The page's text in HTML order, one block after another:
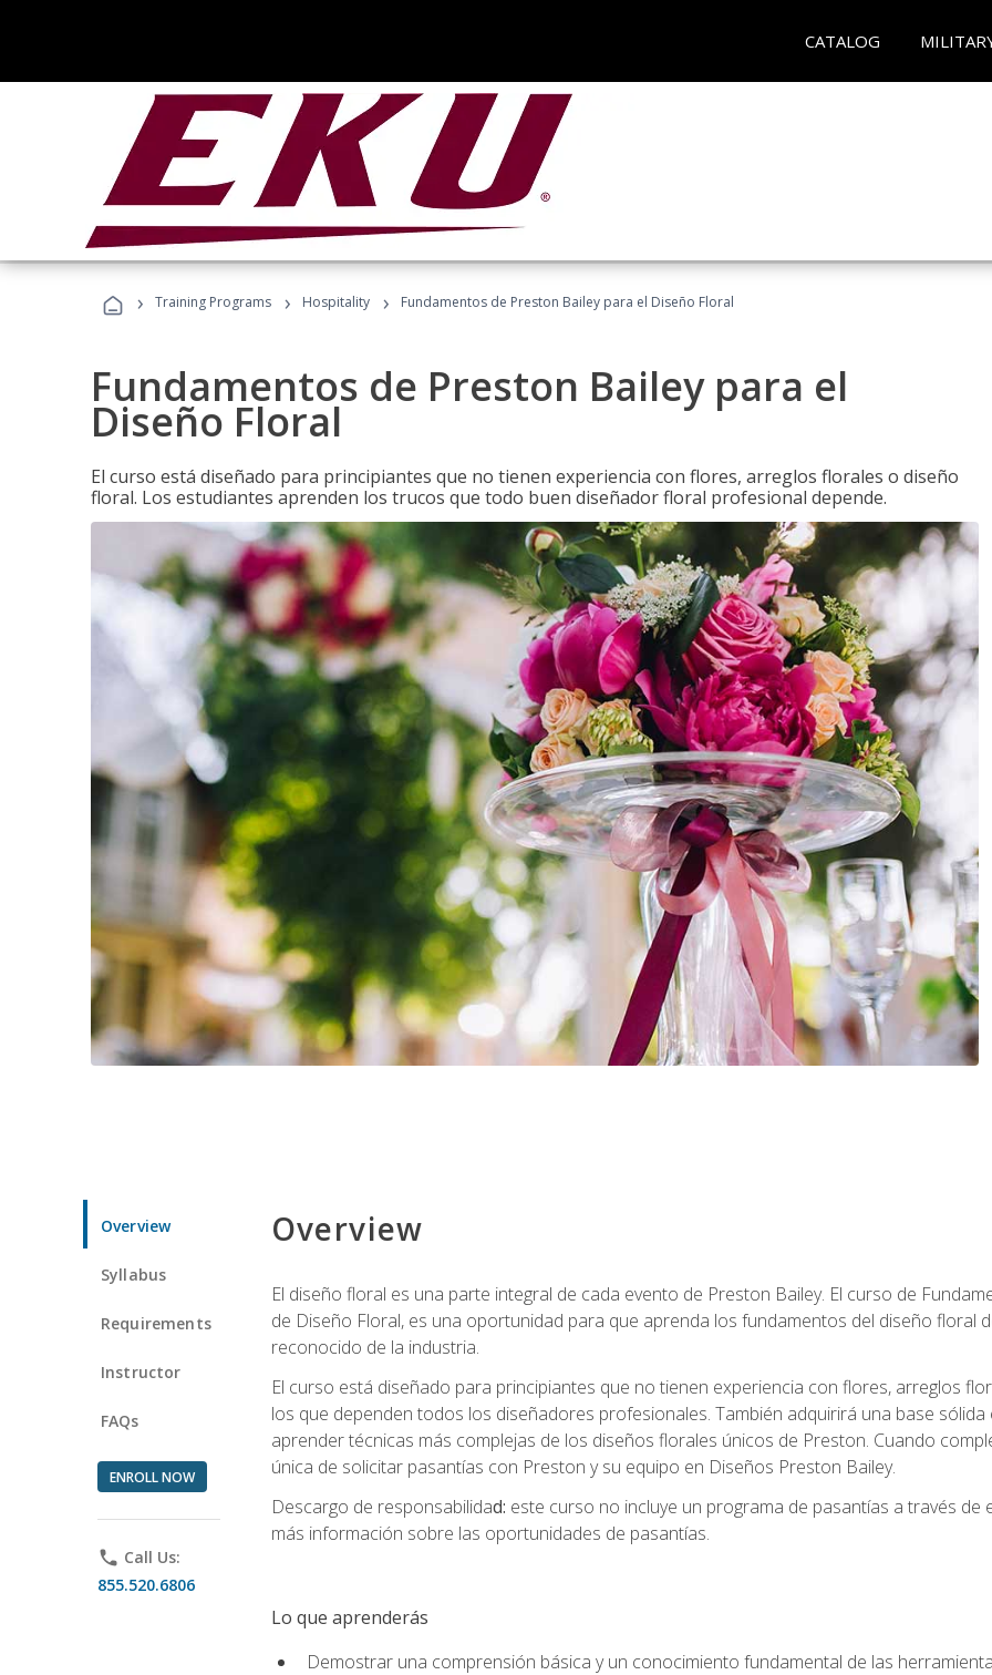
CATALOG
› Training Programs › Hospitality › Fundamentos de Preston Bailey para el Diseño Floral
Fundamentos de Preston Bailey para el
Diseño Floral
El curso está diseñado para principiantes que no tienen experiencia con flores, arreglos florales o diseño
floral. Los estudiantes aprenden los trucos que todo buen diseñador floral profesional depende.
Overview
Syllabus
Requirements
Instructor
FAQs
ENROLL NOW
phone Call Us:
855.520.6806
Overview
El diseño floral es una parte integral de cada evento de Preston Bailey. El curso de
de Diseño Floral, es una oportunidad para que aprenda los fundamentos del diseño floral
reconocido de la industria.
El curso está diseñado para principiantes que no tienen experiencia con flores, arreglos
los que dependen todos los diseñadores profesionales. También adquirirá una base
aprender técnicas más complejas de los diseños florales únicos de Preston. Cuando
única de solicitar pasantías con Preston y su equipo en Diseños Preston Bailey.
Descargo de responsabilidad: este curso no incluye un programa de pasantías a través
más información sobre las oportunidades de pasantías.
Lo que aprenderás
Demostrar una comprensión básica y un conocimiento fundamental de las